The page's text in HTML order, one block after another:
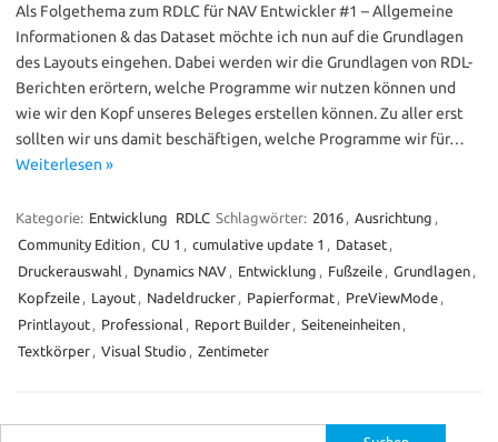
Als Folgethema zum RDLC für NAV Entwickler #1 – Allgemeine
Informationen & das Dataset möchte ich nun auf die Grundlagen
des Layouts eingehen. Dabei werden wir die Grundlagen von RDL-
Berichten erörtern, welche Programme wir nutzen können und
wie wir den Kopf unseres Beleges erstellen können. Zu aller erst
sollten wir uns damit beschäftigen, welche Programme wir für…
Weiterlesen »
Kategorie: Entwicklung RDLC Schlagwörter: 2016 , Ausrichtung ,
Community Edition , CU 1 , cumulative update 1 , Dataset ,
Druckerauswahl , Dynamics NAV , Entwicklung , Fußzeile , Grundlagen ,
Kopfzeile , Layout , Nadeldrucker , Papierformat , PreViewMode ,
Printlayout , Professional , Report Builder , Seiteneinheiten ,
Textkörper , Visual Studio , Zentimeter